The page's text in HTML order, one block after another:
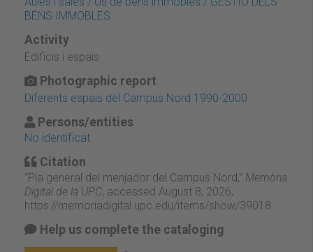
BÉNS IMMOBLES
Activity
Edificis i espais
Photographic report
Diferents espais del Campus Nord 1990-2000
Persons/entities
No identificat
Citation
“Pla general del menjador del Campus Nord,” Memòria
Digital de la UPC, accessed August 8, 2026,
https://memoriadigital.upc.edu/items/show/39018
Help us complete the cataloging